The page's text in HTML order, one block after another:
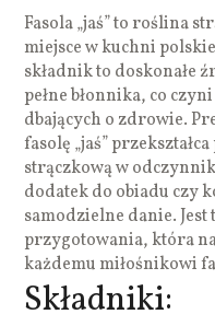
Fasola „jaś” to roślina
miejsce w kuchni
składnik to doskonałe
pełne błonnika, co
dbających o zdrowie.
fasolę „jaś”
strączkową w
dodatek do obiadu czy
samodzielne danie.
przygotowania, która
każdemu miłośnikowi
Składniki: